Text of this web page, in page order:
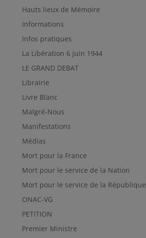
Hauts lieux de Mémoire
Informations
Infos pratiques
La Libération 6 juin 1944
LE GRAND DEBAT
Librairie
Livre Blanc
Malgré-Nous
Manifestations
Médias
Mort pour la France
Mort pour le service de la Nation
Mort pour le service de la République
ONAC-VG
PETITION
Premier Ministre